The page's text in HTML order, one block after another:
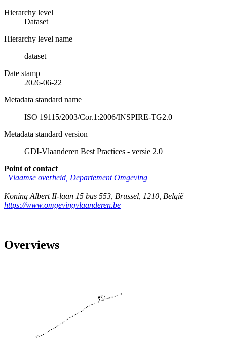
Hierarchy level
Dataset
Hierarchy level name
dataset
Date stamp
2026-06-22
Metadata standard name
ISO 19115/2003/Cor.1:2006/INSPIRE-TG2.0
Metadata standard version
GDI-Vlaanderen Best Practices - versie 2.0
Point of contact
Vlaamse overheid, Departement Omgeving
Koning Albert II-laan 15 bus 553 Brussel 1210 België
https://www.omgevingvlaanderen.be
Overviews